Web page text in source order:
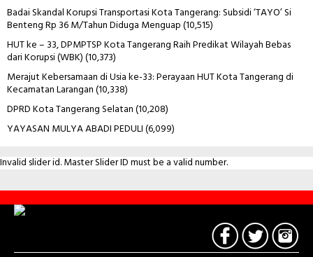
Badai Skandal Korupsi Transportasi Kota Tangerang: Subsidi ‘TAYO’ Si
Benteng Rp 36 M/Tahun Diduga Menguap(10,515)
HUT ke – 33, DPMPTSP Kota Tangerang Raih Predikat Wilayah Bebas
dari Korupsi (WBK)(10,373)
Merajut Kebersamaan di Usia ke-33: Perayaan HUT Kota Tangerang di
Kecamatan Larangan(10,338)
DPRD Kota Tangerang Selatan(10,208)
YAYASAN MULYA ABADI PEDULI(6,099)
Invalid slider id. Master Slider ID must be a valid number.
Contact
Us